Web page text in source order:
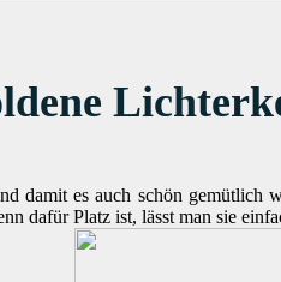
damit es auch schön gemütlich
dafür Platz ist, lässt man sie